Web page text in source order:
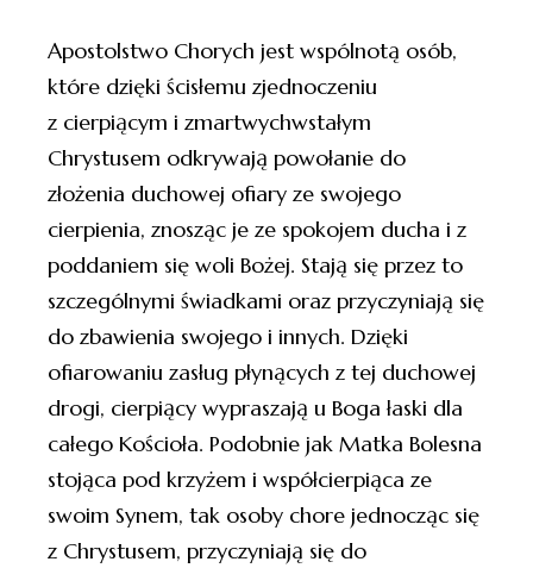
Apostolstwo Chorych jest wspólnotą osób,
które dzięki ścisłemu zjednoczeniu
z cierpiącym i zmartwychwstałym
Chrystusem odkrywają powołanie do
złożenia duchowej ofiary ze swojego
cierpienia, znosząc je ze spokojem ducha i z
poddaniem się woli Bożej. Stają się przez to
szczególnymi świadkami oraz przyczyniają się
do zbawienia swojego i innych. Dzięki
ofiarowaniu zasług płynących z tej duchowej
drogi, cierpiący wypraszają u Boga łaski dla
całego Kościoła. Podobnie jak Matka Bolesna
stojąca pod krzyżem i współcierpiąca ze
swoim Synem, tak osoby chore jednocząc się
z Chrystusem, przyczyniają się do